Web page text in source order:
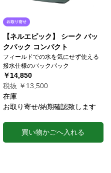
【ネルエピック】 シーク バッ
クパック コンパクト
フィールドでの水を気にせず使える
撥水仕様のバックパック
￥14,850
税抜 ￥13,500
在庫
お取り寄せ/納期確認致します
買い物かごへ入れる